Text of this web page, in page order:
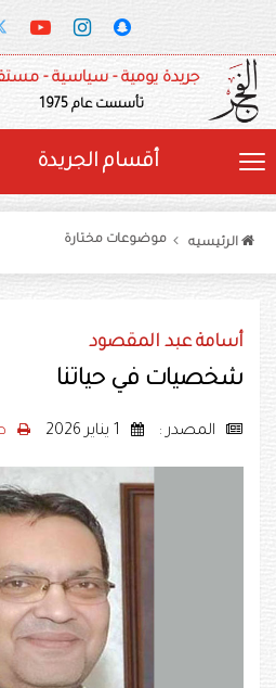
جريدة يومية - سياسية -
تأسست عام 1975
أقسام الجريدة
الرئيسيه موضوعات مختارة
أسامة عبد المقصود
شخصيات في حياتنا
المصدر :